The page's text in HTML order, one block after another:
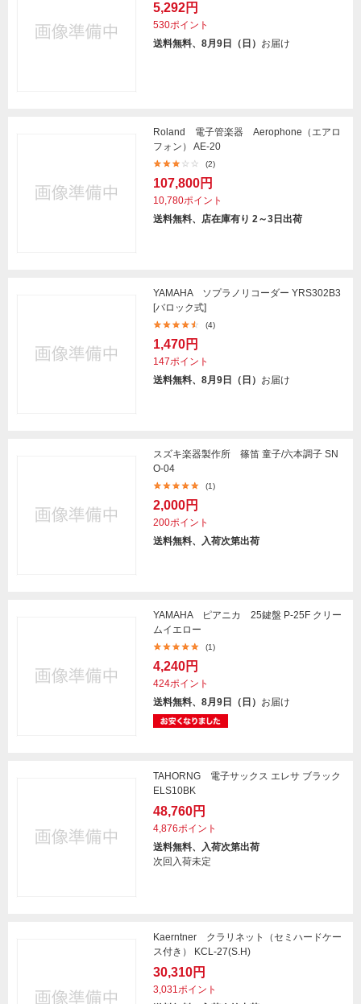
5,292円
530ポイント
送料無料、8月9日（日） お届け
Roland 電子管楽器 Aerophone（エアロ
フォン） AE-20
(2)
107,800円
10,780ポイント
送料無料、店在庫有り 2～3日出荷
YAMAHA ソプラノリコーダー YRS302B3
[バロック式]
(4)
1,470円
147ポイント
送料無料、8月9日（日） お届け
スズキ楽器製作所 篠笛 童子/六本調子 SN
O-04
(1)
2,000円
200ポイント
送料無料、入荷次第出荷
YAMAHA ピアニカ 25鍵盤 P-25F クリー
ムイエロー
(1)
4,240円
424ポイント
送料無料、8月9日（日） お届け
TAHORNG 電子サックス エレサ ブラック
ELS10BK
48,760円
4,876ポイント
送料無料、入荷次第出荷
次回入荷未定
Kaerntner クラリネット（セミハードケー
ス付き） KCL-27(S.H)
30,310円
3,031ポイント